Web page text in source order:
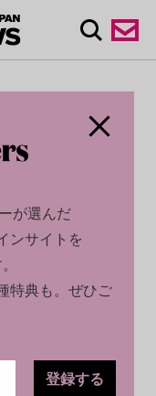
が選んだ
ンサイトを
特典も。ぜひご
登録する